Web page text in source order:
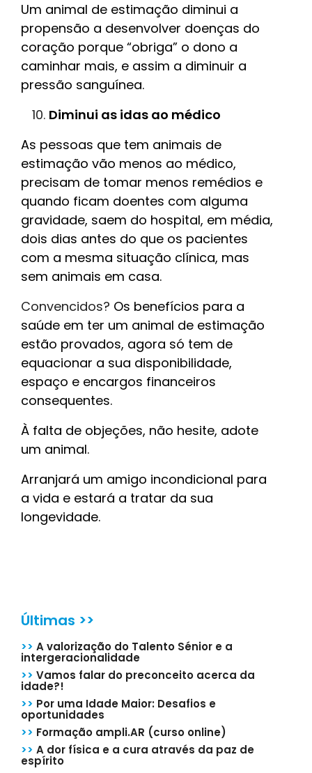
Um animal de estimação diminui a
propensão a desenvolver doenças do
coração porque “obriga” o dono a
caminhar mais, e assim a diminuir a
pressão sanguínea.
Diminui as idas ao médico
As pessoas que tem animais de
estimação vão menos ao médico,
precisam de tomar menos remédios e
quando ficam doentes com alguma
gravidade, saem do hospital, em média,
dois dias antes do que os pacientes
com a mesma situação clínica, mas
sem animais em casa.
Convencidos? Os benefícios para a
saúde em ter um animal de estimação
estão provados, agora só tem de
equacionar a sua disponibilidade,
espaço e encargos financeiros
consequentes.
À falta de objeções, não hesite, adote
um animal.
Arranjará um amigo incondicional para
a vida e estará a tratar da sua
longevidade.
Últimas >>
>> A valorização do Talento Sénior e a
intergeracionalidade
>> Vamos falar do preconceito acerca da
idade?!
>> Por uma Idade Maior: Desafios e
oportunidades
>> Formação ampli.AR (curso online)
>> A dor física e a cura através da paz de
espírito